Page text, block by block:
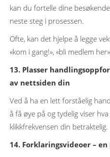
kan du fortelle dine
neste steg i prosessen.
Ofte, kan det hjelpe å legge
«kom i gang!», «bli medlem
13. Plasser
av nettsiden din
Ved å ha en lett forståelig
å få øye på og tydelig viser
klikkfrekvensen din betraktelig.
14. Forklaringsvideoer –